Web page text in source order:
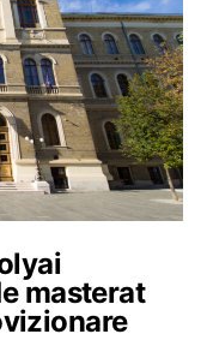
masterat